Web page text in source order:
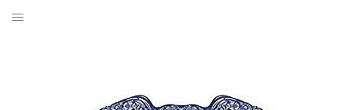
Skip